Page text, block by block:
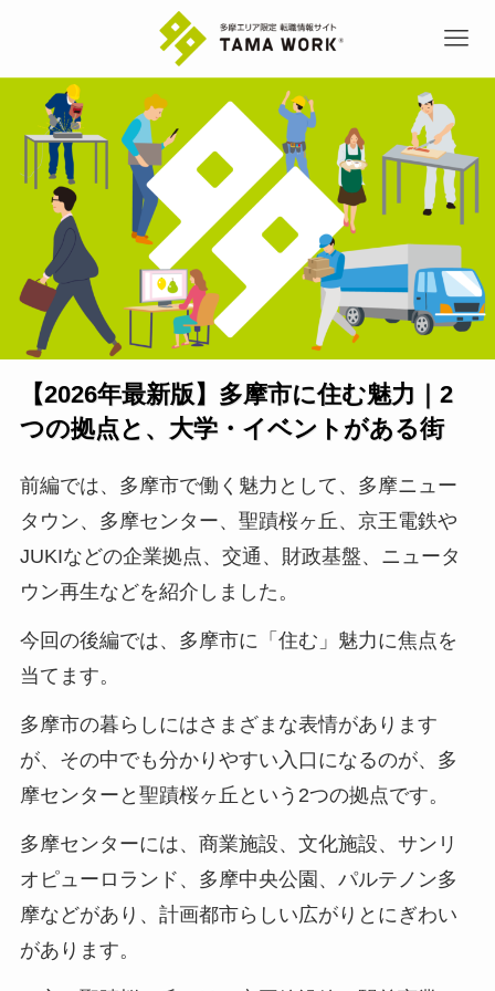
【2026年最新版】多摩市に住む魅力｜2
つの拠点と、大学・イベントがある街
前編では、多摩市で働く魅力として、多摩ニュー
タウン、多摩センター、聖蹟桜ヶ丘、京王電鉄や
JUKIなどの企業拠点、交通、財政基盤、ニュータ
ウン再生などを紹介しました。
今回の後編では、多摩市に「住む」魅力に焦点を
当てます。
多摩市の暮らしにはさまざまな表情があります
が、その中でも分かりやすい入口になるのが、多
摩センターと聖蹟桜ヶ丘という2つの拠点です。
多摩センターには、商業施設、文化施設、サンリ
オピューロランド、多摩中央公園、パルテノン多
摩などがあり、計画都市らしい広がりとにぎわい
があります。